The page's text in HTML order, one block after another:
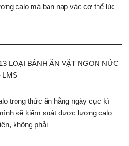
calo mà bạn nạp vào cơ thể lúc
LOẠI BÁNH ĂN VẶT NGON NỨC
LMS
trong thức ăn hằng ngày cực kì
sẽ kiểm soát được lượng calo
không phải